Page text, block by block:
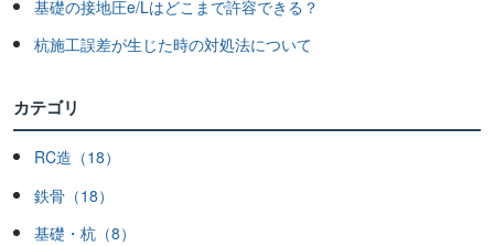
基礎の接地圧e/Lはどこまで許容できる？
杭施工誤差が生じた時の対処法について
カテゴリ
RC造（18）
鉄骨（18）
基礎・杭（8）